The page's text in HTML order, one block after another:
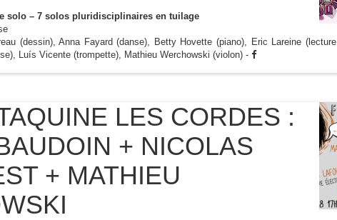
solo – 7 solos pluridisciplinaires en tuilage
(dessin), Anna Fayard (danse), Betty Hovette (piano), Eric Lareine
Luís Vicente (trompette), Mathieu Werchowski (violon) -
LES CORDES :
+ NICOLAS
+ MATHIEU